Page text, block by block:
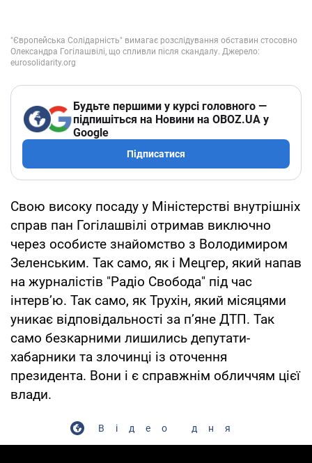
Будьте першими у курсі головного —
підпишіться на Новини на OBOZ.UA у
Google
Підписатися
Свою високу посаду у Міністерстві внутрішніх
справ пан Гогілашвілі отримав виключно
через особисте знайомство з Володимиром
Зеленським. Так само, як і Мецгер, який напав
на журналістів "Радіо Свобода" під час
інтерв’ю. Так само, як Трухін, який місяцями
уникає відповідальності за п’яне ДТП. Так
само безкарними лишились депутати-
хабарники та злочинці із оточення
президента. Вони і є справжнім обличчям цієї
влади.
Відео дня